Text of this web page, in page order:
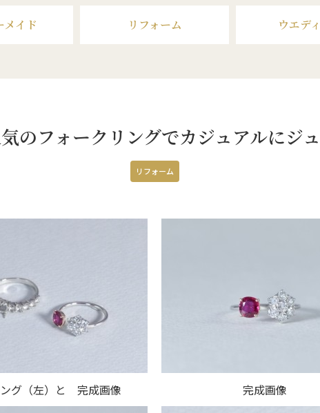
メイド リフォーム ウエデ
のフォークリングでカジュアルにジ
リフォーム
グ（左）と 完成画像 完成画像